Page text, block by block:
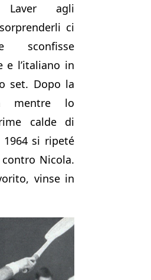
agli
ci
sconfisse
e l’italiano in
set. Dopo la
mentre lo
calde di
si ripeté
Nicola.
vinse in